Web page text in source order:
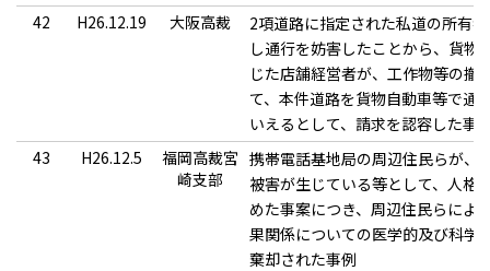
42
H26.12.19 大阪高裁
2項道路に指定された私道の所有
し通行を妨害したことから、貨物
じた店舗経営者が、工作物等の撤
て、本件道路を貨物自動車等で通
いえるとして、請求を認容した事
43
H26.12.5
福岡高裁宮
崎支部
携帯電話基地局の周辺住民らが、
被害が生じている等として、人格
めた事案につき、周辺住民らによ
果関係についての医学的及び科学
棄却された事例